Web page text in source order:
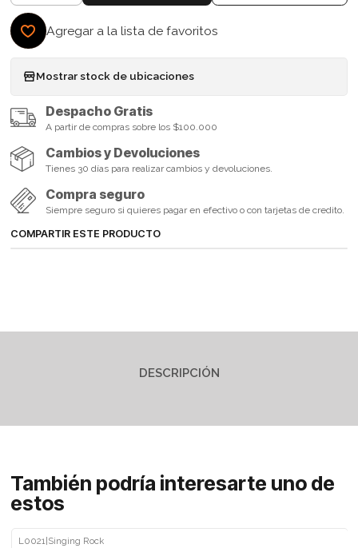
Agregar a la lista de favoritos
Mostrar stock de ubicaciones
Despacho Gratis
A partir de compras sobre los $100.000
Cambios y Devoluciones
Tienes 30 días para realizar cambios y devoluciones.
Compra seguro
Siempre seguro si quieres pagar en efectivo o con tarjetas de credito.
COMPARTIR ESTE PRODUCTO
DESCRIPCIÓN
También podría interesarte uno de
estos
L0021 Singing Rock